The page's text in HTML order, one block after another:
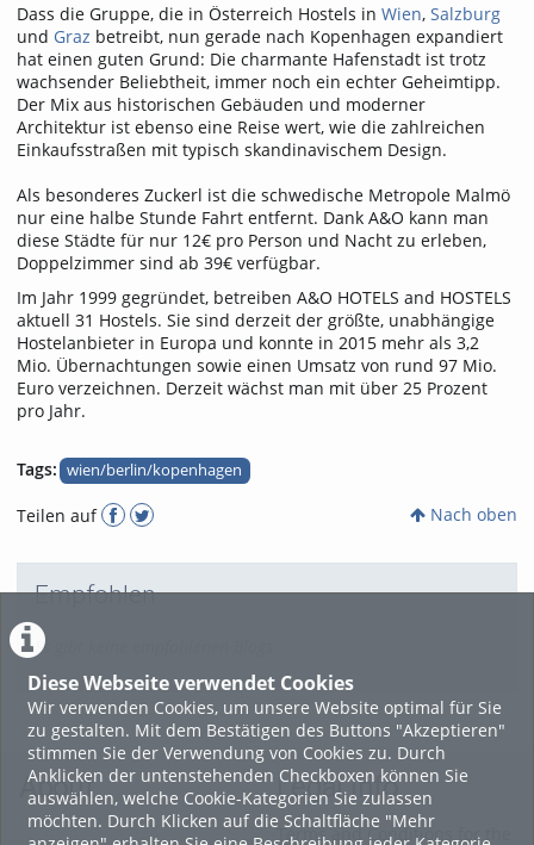
Diese Webseite verwendet Cookies
Wir verwenden Cookies, um unsere Website optimal für Sie
zu gestalten. Mit dem Bestätigen des Buttons "Akzeptieren"
stimmen Sie der Verwendung von Cookies zu. Durch
Anklicken der untenstehenden Checkboxen können Sie
auswählen, welche Cookie-Kategorien Sie zulassen
möchten. Durch Klicken auf die Schaltfläche "Mehr
Dass die Gruppe, die in Österreich Hostels in Wien, Salzburg
und Graz betreibt, nun gerade nach Kopenhagen expandiert
hat einen guten Grund: Die charmante Hafenstadt ist trotz
wachsender Beliebtheit, immer noch ein echter Geheimtipp.
Der Mix aus historischen Gebäuden und moderner
Architektur ist ebenso eine Reise wert, wie die zahlreichen
Einkaufsstraßen mit typisch skandinavischem Design.
Als besonderes Zuckerl ist die schwedische Metropole Malmö
nur eine halbe Stunde Fahrt entfernt. Dank A&O kann man
diese Städte für nur 12€ pro Person und Nacht zu erleben,
Doppelzimmer sind ab 39€ verfügbar.
Im Jahr 1999 gegründet, betreiben A&O HOTELS and HOSTELS
aktuell 31 Hostels. Sie sind derzeit der größte, unabhängige
Hostelanbieter in Europa und konnte in 2015 mehr als 3,2
Mio. Übernachtungen sowie einen Umsatz von rund 97 Mio.
Euro verzeichnen. Derzeit wächst man mit über 25 Prozent
pro Jahr.
Tags: wien/berlin/kopenhagen
Teilen auf Nach oben
Empfohlen
Es gibt keine empfohlenen Blogs
About Legal Info
Terms and Conditions for the